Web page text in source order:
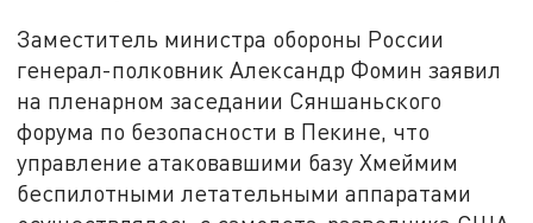
Заместитель министра обороны России
генерал-полковник Александр Фомин заявил
на пленарном заседании Сяншаньского
форума по безопасности в Пекине, что
управление атаковавшими базу Хмеймим
беспилотными летательными аппаратами